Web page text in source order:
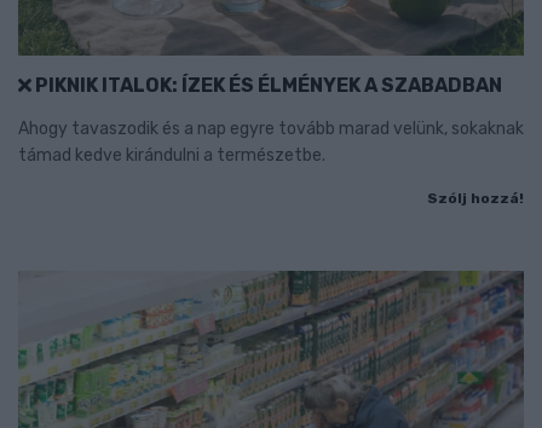
PIKNIK ITALOK: ÍZEK ÉS ÉLMÉNYEK A SZABADBAN
Ahogy tavaszodik és a nap egyre tovább marad velünk, sokaknak
támad kedve kirándulni a természetbe.
Szólj hozzá!